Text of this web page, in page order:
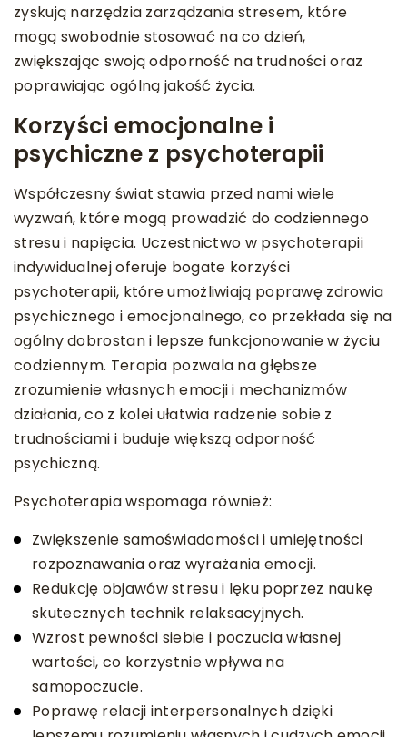
zyskują narzędzia zarządzania stresem, które
mogą swobodnie stosować na co dzień,
zwiększając swoją odporność na trudności oraz
poprawiając ogólną jakość życia.
Korzyści emocjonalne i
psychiczne z psychoterapii
Współczesny świat stawia przed nami wiele
wyzwań, które mogą prowadzić do codziennego
stresu i napięcia. Uczestnictwo w psychoterapii
indywidualnej oferuje bogate korzyści
psychoterapii, które umożliwiają poprawę zdrowia
psychicznego i emocjonalnego, co przekłada się na
ogólny dobrostan i lepsze funkcjonowanie w życiu
codziennym. Terapia pozwala na głębsze
zrozumienie własnych emocji i mechanizmów
działania, co z kolei ułatwia radzenie sobie z
trudnościami i buduje większą odporność
psychiczną.
Psychoterapia wspomaga również:
Zwiększenie samoświadomości i umiejętności
rozpoznawania oraz wyrażania emocji.
Redukcję objawów stresu i lęku poprzez naukę
skutecznych technik relaksacyjnych.
Wzrost pewności siebie i poczucia własnej
wartości, co korzystnie wpływa na
samopoczucie.
Poprawę relacji interpersonalnych dzięki